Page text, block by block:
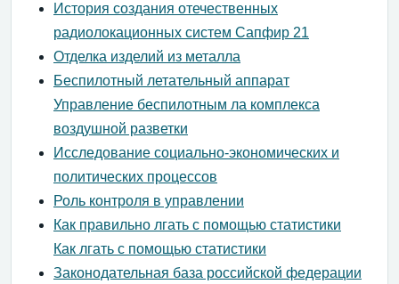
История создания отечественных
радиолокационных систем Сапфир 21
Отделка изделий из металла
Беспилотный летательный аппарат
Управление беспилотным ла комплекса
воздушной разветки
Исследование социально-экономических и
политических процессов
Роль контроля в управлении
Как правильно лгать с помощью статистики
Как лгать с помощью статистики
Законодательная база российской федерации